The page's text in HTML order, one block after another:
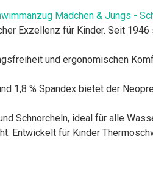
Mädchen & Jungs -
Exzellenz für Kinder. Seit
und ergonomischen
1,8 % Spandex bietet der
Schnorcheln, ideal für alle
Entwickelt für Kinder